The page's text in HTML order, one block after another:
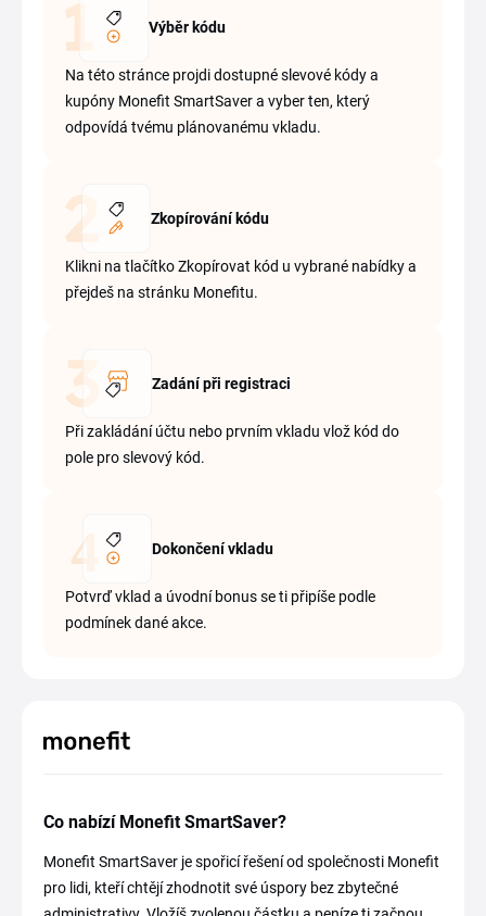
Výběr kódu
Na této stránce projdi dostupné slevové kódy a
kupóny Monefit SmartSaver a vyber ten, který
odpovídá tvému plánovanému vkladu.
Zkopírování kódu
Klikni na tlačítko Zkopírovat kód u vybrané nabídky a
přejdeš na stránku Monefitu.
Zadání při registraci
Při zakládání účtu nebo prvním vkladu vlož kód do
pole pro slevový kód.
Dokončení vkladu
Potvrď vklad a úvodní bonus se ti připíše podle
podmínek dané akce.
Co nabízí Monefit SmartSaver?
Monefit SmartSaver je spořicí řešení od společnosti Monefit
pro lidi, kteří chtějí zhodnotit své úspory bez zbytečné